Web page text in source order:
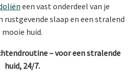
een vast onderdeel van je
rustgevende slaap en een stralend
mooie huid.
– voor een stralende
huid, 24/7.